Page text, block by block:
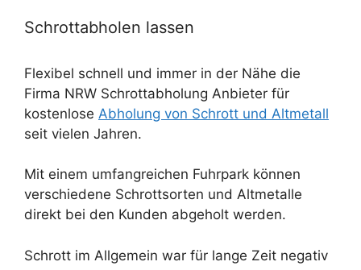
Schrottabholen lassen
Flexibel schnell und immer in der Nähe die
Firma NRW Schrottabholung Anbieter für
kostenlose Abholung von Schrott und Altmetall
seit vielen Jahren.
Mit einem umfangreichen Fuhrpark können
verschiedene Schrottsorten und Altmetalle
direkt bei den Kunden abgeholt werden.
Schrott im Allgemein war für lange Zeit negativ